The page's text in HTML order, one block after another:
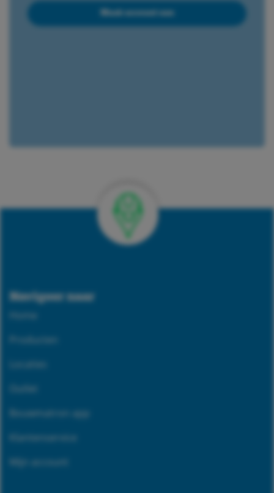
Navigeer naar
Home
Producten
Locaties
Outlet
Bouwmatron app
Klantenservice
Mijn account